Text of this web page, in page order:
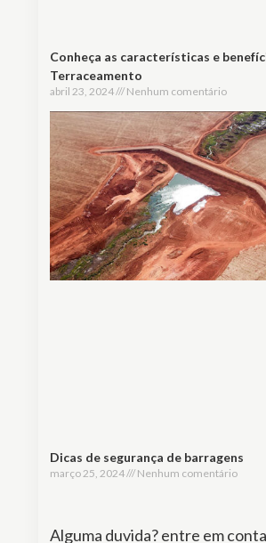
Conheça as características e
Terraceamento
abril 23, 2024 Nenhum comentário
Dicas de segurança de barragens
março 25, 2024 Nenhum comentário
Alguma duvida? entre em